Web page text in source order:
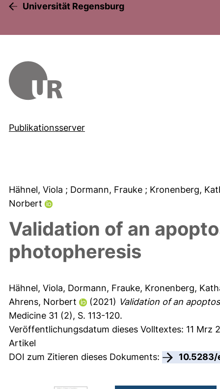
Universität Regensburg
Publikationsserver
Hähnel, Viola ; Dormann, Frauke ; Kronenberg,
Norbert
Validation of an
photopheresis
Hähnel, Viola, Dormann, Frauke, Kronenberg,
Ahrens, Norbert
(2021) Validation of an
Medicine 31 (2), S. 113-120.
Veröffentlichungsdatum dieses Volltextes: 11 Mrz
Artikel
DOI zum Zitieren dieses Dokuments: